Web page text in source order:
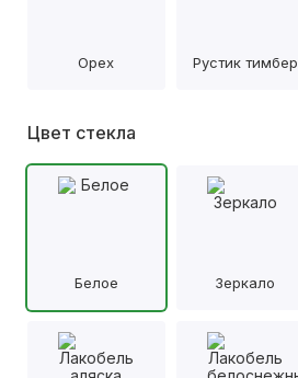
Орех Рустик тимбер
Цвет стекла
Белое Зеркало